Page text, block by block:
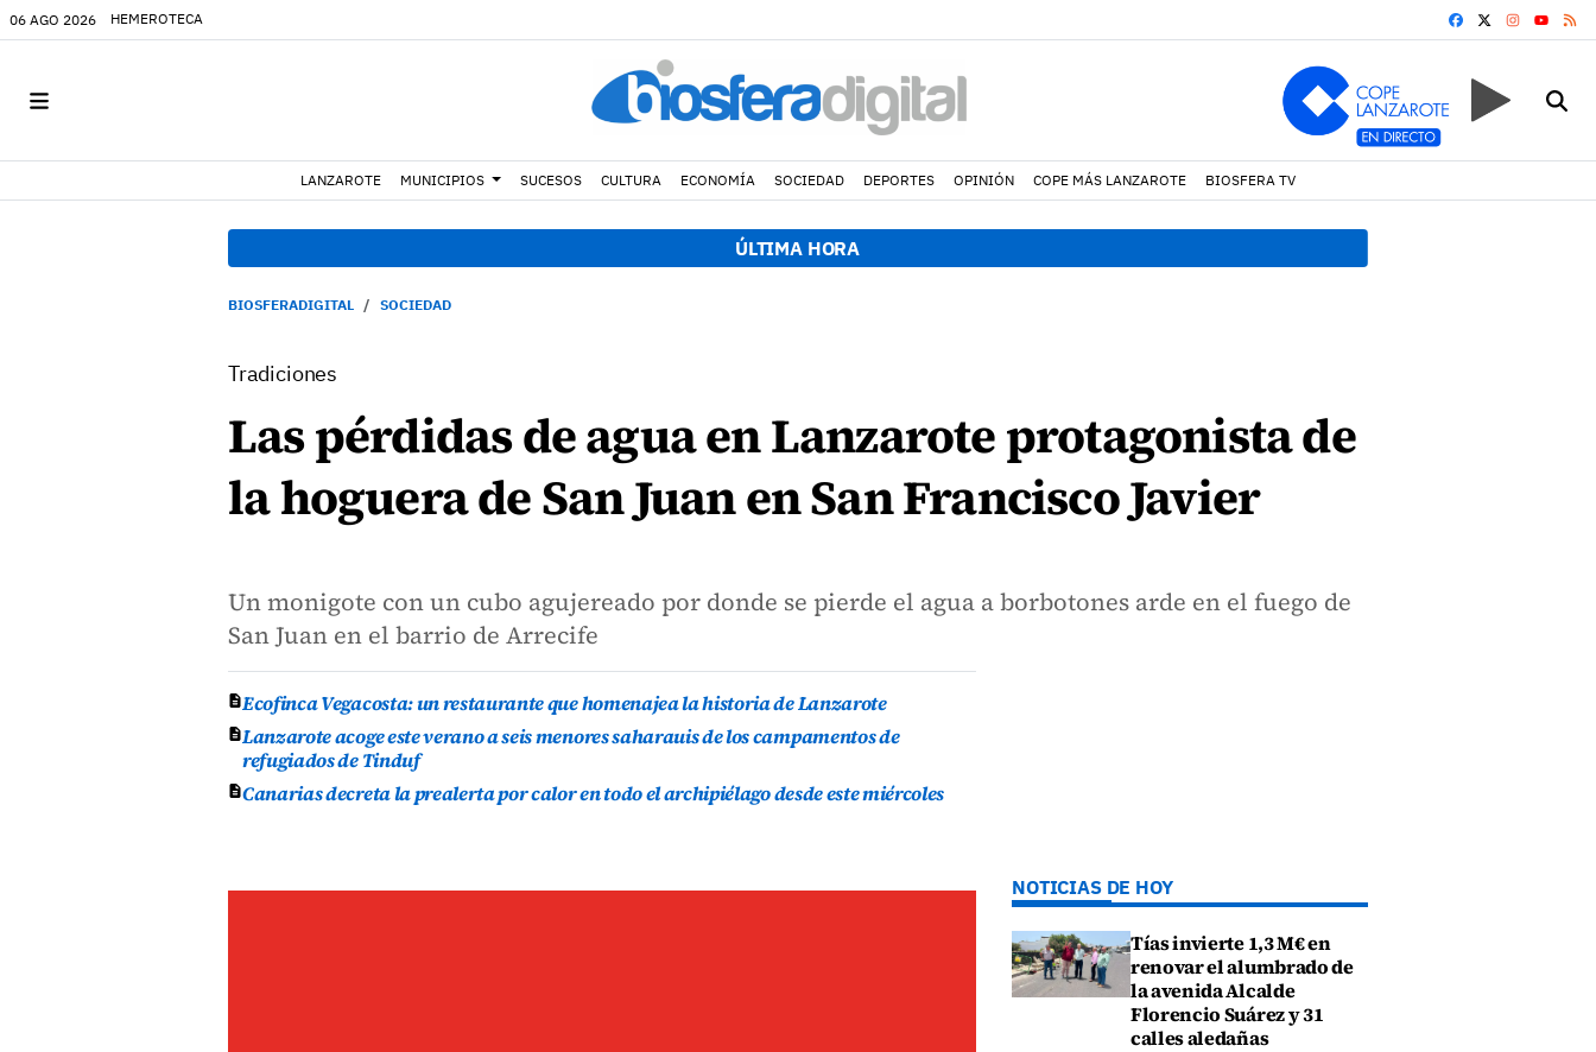
06 AGO 2026 HEMEROTECA FACEBOOK
YOUTUBE
LANZAROTE MUNICIPIOS SUCESOS CULTURA ECONOMÍA SOCIEDAD DEPORTES OPINIÓN COPE MÁS LANZAROTE BIOSFERA TV
ÚLTIMA HORA
BIOSFERADIGITAL SOCIEDAD
Tradiciones
Las pérdidas de agua en Lanzarote protagonista de
la hoguera de San Juan en San Francisco Javier
Un monigote con un cubo agujereado por donde se pierde el agua a borbotones arde en el fuego de
San Juan en el barrio de Arrecife
Ecofinca Vegacosta: un restaurante que homenajea la historia de Lanzarote
Lanzarote acoge este verano a seis menores saharauis de los campamentos de
refugiados de Tinduf
Canarias decreta la prealerta por calor en todo el archipiélago desde este miércoles
NOTICIAS DE HOY
Tías invierte 1,3 M€ en
renovar el alumbrado de
la avenida Alcalde
Florencio Suárez y 31
calles aledañas